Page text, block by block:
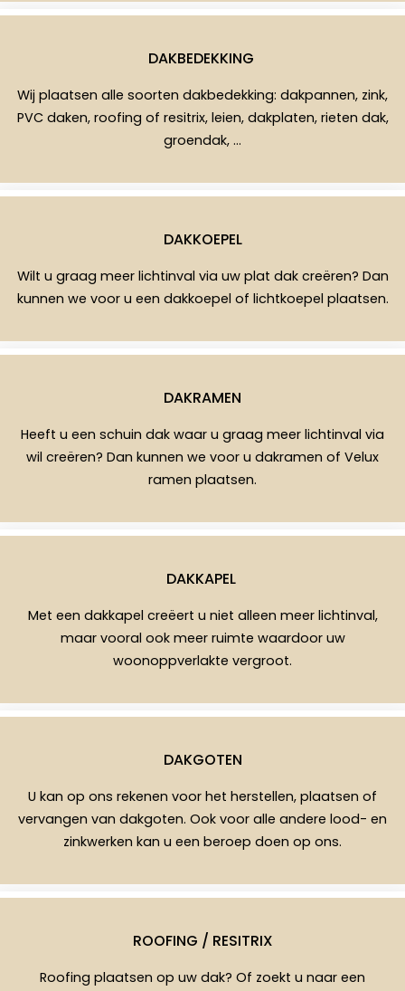
DAKBEDEKKING
Wij plaatsen alle soorten dakbedekking: dakpannen, zink,
PVC daken, roofing of resitrix, leien, dakplaten, rieten dak,
groendak, …
DAKKOEPEL
Wilt u graag meer lichtinval via uw plat dak creëren? Dan
kunnen we voor u een dakkoepel of lichtkoepel plaatsen.
DAKRAMEN
Heeft u een schuin dak waar u graag meer lichtinval via
wil creëren? Dan kunnen we voor u dakramen of Velux
ramen plaatsen.
DAKKAPEL
Met een dakkapel creëert u niet alleen meer lichtinval,
maar vooral ook meer ruimte waardoor uw
woonoppverlakte vergroot.
DAKGOTEN
U kan op ons rekenen voor het herstellen, plaatsen of
vervangen van dakgoten. Ook voor alle andere lood- en
zinkwerken kan u een beroep doen op ons.
ROOFING / RESITRIX
Roofing plaatsen op uw dak? Of zoekt u naar een